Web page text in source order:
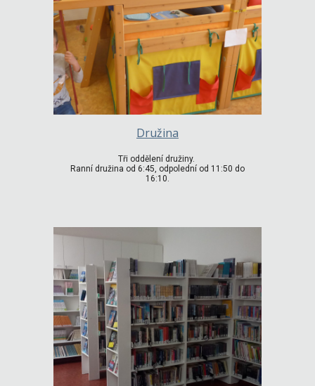
Družina
Tři oddělení družiny.
Ranní družina od 6:45, odpolední od 11:50 do
16:10.